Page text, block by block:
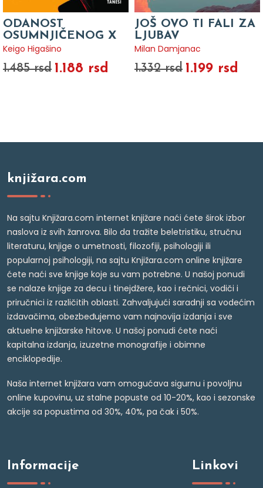
ODANOST
OSUMNJIČENOG X
Keigo Higašino
1.485 rsd 1.188 rsd
JOŠ OVO TI FALI ZA
LJUBAV
Milan Damjanac
1.332 rsd 1.199 rsd
knjižara.com
Na sajtu Knjižara.com internet knjižare naći ćete širok izbor
naslova iz svih žanrova. Bilo da tražite beletristiku, stručnu
literaturu, knjige o umetnosti, filozofiji, psihologiji ili
popularnoj psihologiji, na sajtu Knjižara.com online knjižare
ćete naći sve knjige koje su vam potrebne. U našoj ponudi
se nalaze knjige za decu i tinejdžere, kao i rečnici, vodiči i
priručnici iz različitih oblasti. Zahvaljujući saradnji sa vodećim
izdavačima, obezbeđujemo vam najnovija izdanja i sve
aktuelne knjižarske hitove. U našoj ponudi ćete naći
kapitalna izdanja, izuzetne monografije i obimne
enciklopedije.
Naša internet knjižara vam omogućava sigurnu i povoljnu
online kupovinu, uz stalne popuste od 10-20%, kao i sezonske
akcije sa popustima od 30%, 40%, pa čak i 50%.
Informacije Linkovi